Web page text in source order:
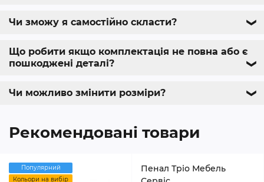
Чи зможу я самостійно скласти? ❯
Що робити якщо комплектація не повна або є
пошкоджені деталі?
❯
Чи можливо змінити розміри? ❯
Рекомендовані товари
Популярний
Кольори на вибір
Пенал Тріо Мебель